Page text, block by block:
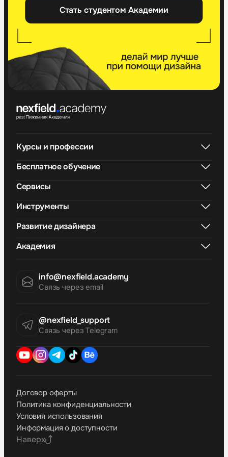
Стать студентом Академии
info@nexfield.academy
Связь через email
@nexfield_support
Связь через Telegram
Курсы и профессии
Бесплатное обучение
Сервисы
Инструменты
Развитие дизайнера
Академия
Договор оферты
Политика конфиденциальности
Условия использования
Информация о доступности
Наверх